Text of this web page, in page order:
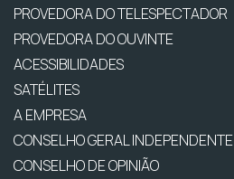
PROVEDORA DO TELESPECTADOR
PROVEDORA DO OUVINTE
ACESSIBILIDADES
SATÉLITES
A EMPRESA
CONSELHO GERAL INDEPENDENTE
CONSELHO DE OPINIÃO